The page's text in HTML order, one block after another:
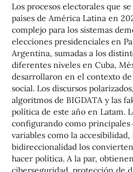
Los procesos electorales que
países de América Latina en
complejo para los sistemas
elecciones presidenciales en
Argentina, sumadas a los
diferentes niveles en Cuba,
desarrollaron en el contexto
social. Los discursos
algoritmos de BIGDATA y las
política de este año en Latam.
configurando como principales
variables como la
bidireccionalidad los
hacer política. A la par,